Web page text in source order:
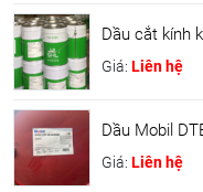
Dầu cắt kính
Giá: Liên hệ
Dầu Mobil
Giá: Liên hệ